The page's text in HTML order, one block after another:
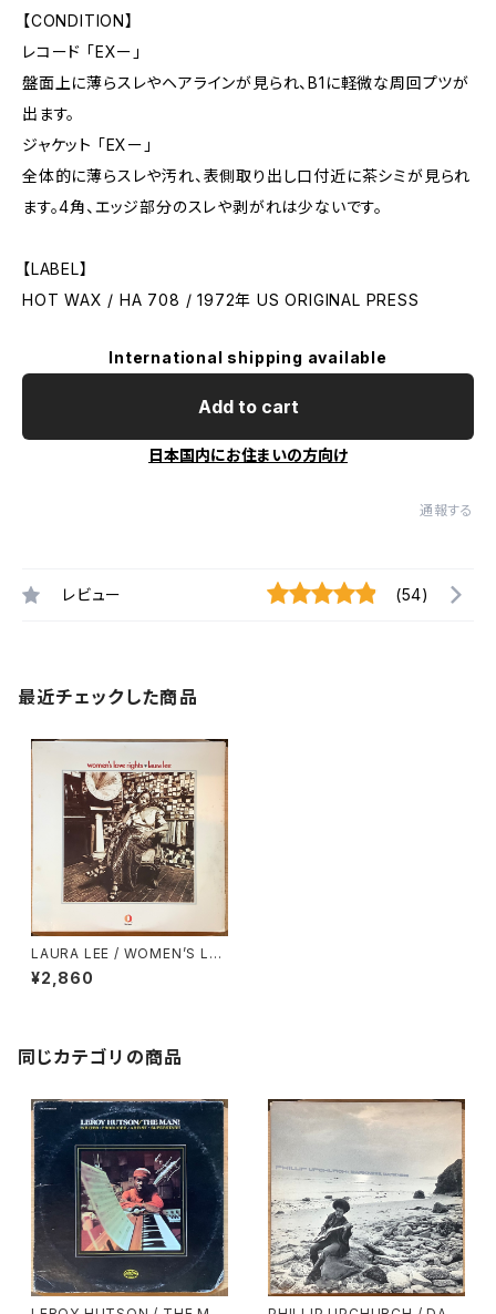
【CONDITION】
レコード 「EXー」
盤面上に薄らスレやヘアラインが見られ、B1に軽微な周回プツが
出ます。
ジャケット 「EXー」
全体的に薄らスレや汚れ、表側取り出し口付近に茶シミが見られ
ます。4角、エッジ部分のスレや剥がれは少ないです。
【LABEL】
HOT WAX / HA 708 / 1972年 US ORIGINAL PRESS
International shipping available
Add to cart
日本国内にお住まいの方向け
通報する
レビュー (54)
最近チェックした商品
LAURA LEE / WOMEN’S LO
VE RIGHTS
¥2,860
同じカテゴリの商品